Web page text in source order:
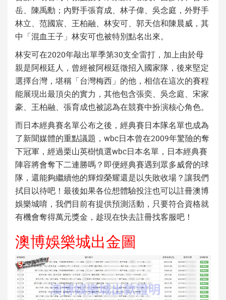
岳、陳禹勳；內野手張育成、林子偉、吳念庭，外野手
林立、范國宸、王柏融、林安可、郭天信和陳晨威，其
中「混血王子」林安可也被特別點名出來。
林安可在2020年敲出單季第30支全雷打，加上由於母
親是阿根廷人，曾經被阿根廷徵招入國家隊，後來堅定
選擇台灣，堪稱「台灣梅西」的他，相信在這次的賽程
能展現出最頂尖的實力，其他包含張奕、吳念庭、宋家
豪、王柏融、張育成也被認為在競賽中扮演核心角色。
而日本經典賽名單公布之後， 經典賽日本隊名單也成為
了新聞媒體的重點議題， wbc日本曾在2009年驚險的奪
下冠軍，經過栗山英樹慎選wbc日本名單 ， 日本經典賽
陣容將會奪下二連勝嗎？即便經典賽遇到眾多威脅的球
隊，還能夠繼續他的輝煌榮耀還是以失敗收場？讓我們
拭目以待吧！最後如果各位想體驗投注也可以註冊澳博
娛樂城唷，我們目前有提供預測活動，只要符合資格就
有機會奪得萬元獎金，趁現在快去註冊找客服吧！
澳博娛樂城出金圖